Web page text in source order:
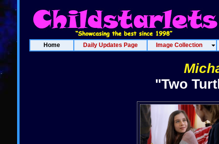
Home Daily Updates Page Image Collection
"Two